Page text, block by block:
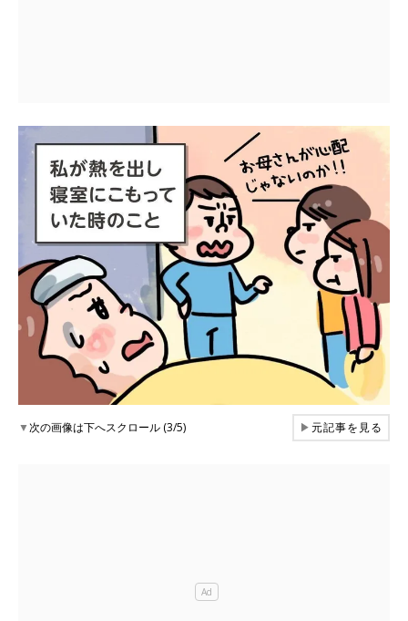
▼次の画像は下へスクロール (3/5) ▶元記事を見る